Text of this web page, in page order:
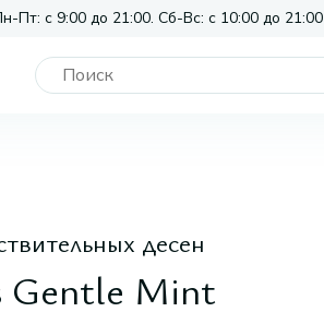
Пт: с 9:00 до 21:00. Сб-Вс: с 10:00 до 21:00
десен
Gentle Mint